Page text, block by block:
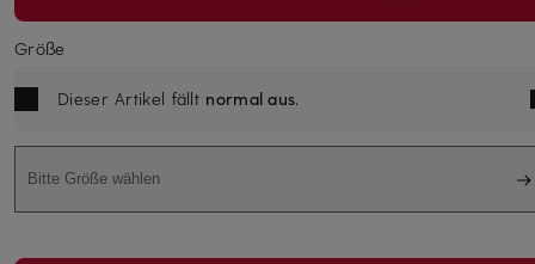
Größe
Dieser Artikel fällt normal aus.
Bitte Größe wählen